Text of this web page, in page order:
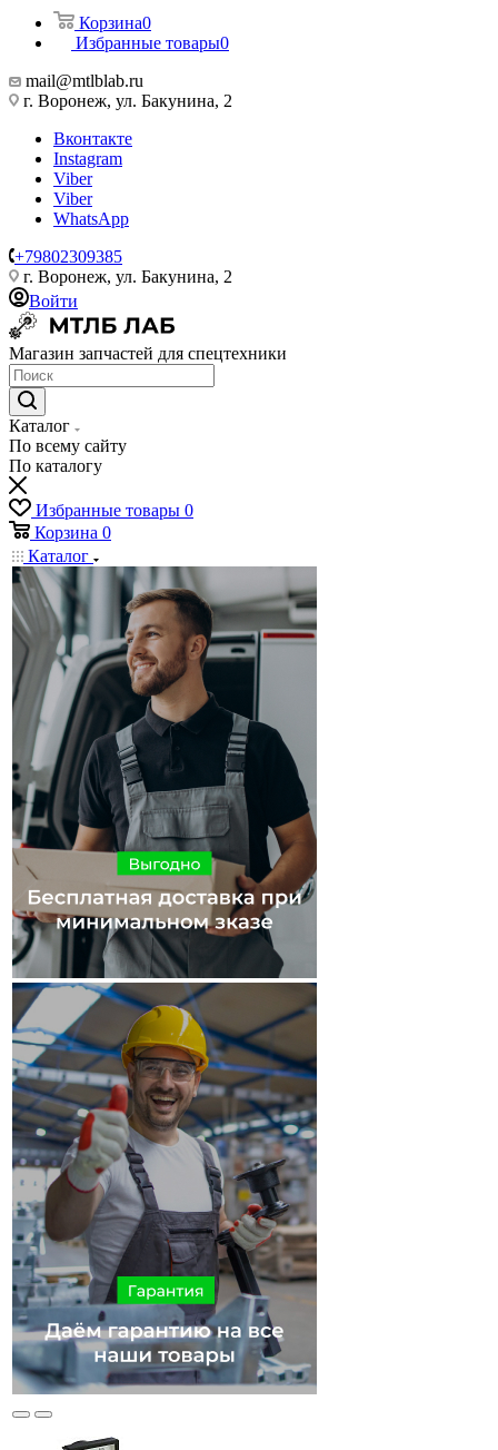
Корзина0
Избранные товары0
mail@mtlblab.ru
г. Воронеж, ул. Бакунина, 2
Вконтакте
Instagram
Viber
Viber
WhatsApp
+79802309385
г. Воронеж, ул. Бакунина, 2
Войти
Магазин запчастей для спецтехники
Каталог
По всему сайту
По каталогу
Избранные товары 0
Корзина 0
Каталог